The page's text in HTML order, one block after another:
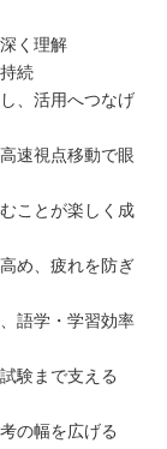
く理解
続
、活用へつなげ
速視点移動で眼
ことが楽しく成
め、疲れを防ぎ
語学・学習効率
験まで支える
の幅を広げる